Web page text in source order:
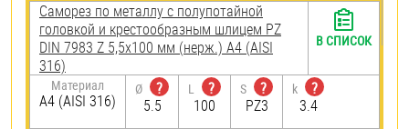
Саморез по металлу с полупотайной
головкой и крестообразным шлицем PZ
DIN 7983 Z 5,5х100 мм (нерж.) A4 (AISI
316)
Материал
A4 (AISI 316)
Ø
?
5.5
L
?
100
S
?
PZ3
k
?
3.4
В СПИСОК